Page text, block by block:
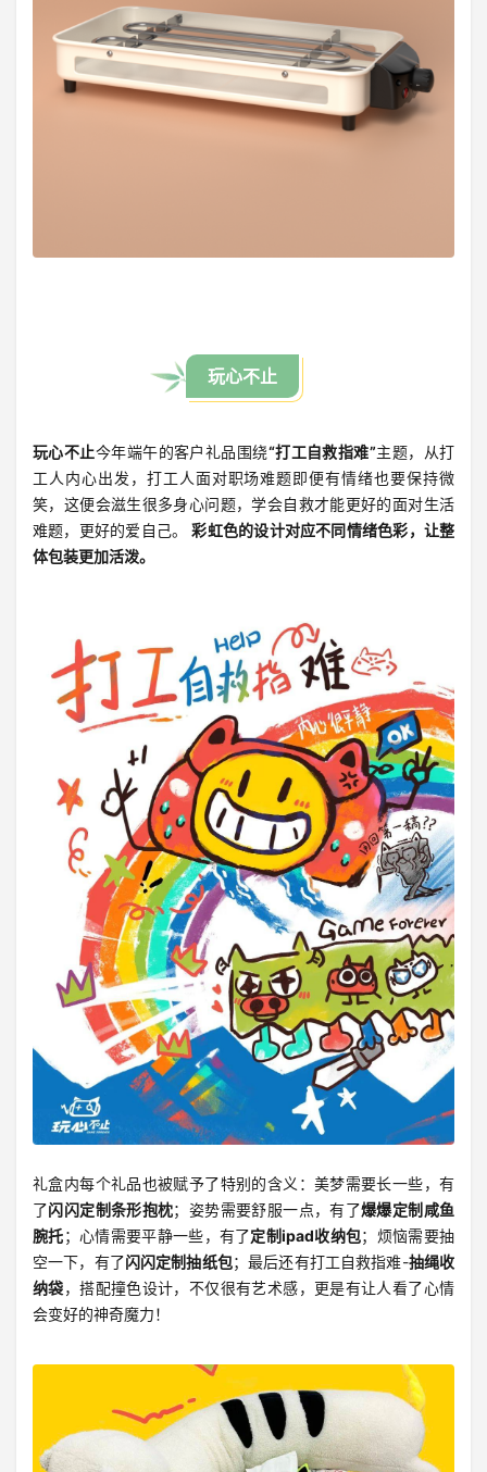
玩心不止
玩心不止今年端午的客户礼品围绕“打工自救指难”主题，从打
工人内心出发，打工人面对职场难题即便有情绪也要保持微
笑，这便会滋生很多身心问题，学会自救才能更好的面对生活
难题，更好的爱自己。彩虹色的设计对应不同情绪色彩，让整
体包装更加活泼。
礼盒内每个礼品也被赋予了特别的含义：美梦需要长一些，有
了闪闪定制条形抱枕；姿势需要舒服一点，有了爆爆定制咸鱼
腕托；心情需要平静一些，有了定制ipad收纳包；烦恼需要抽
空一下，有了闪闪定制抽纸包；最后还有打工自救指难-抽绳收
纳袋，搭配撞色设计，不仅很有艺术感，更是有让人看了心情
会变好的神奇魔力！